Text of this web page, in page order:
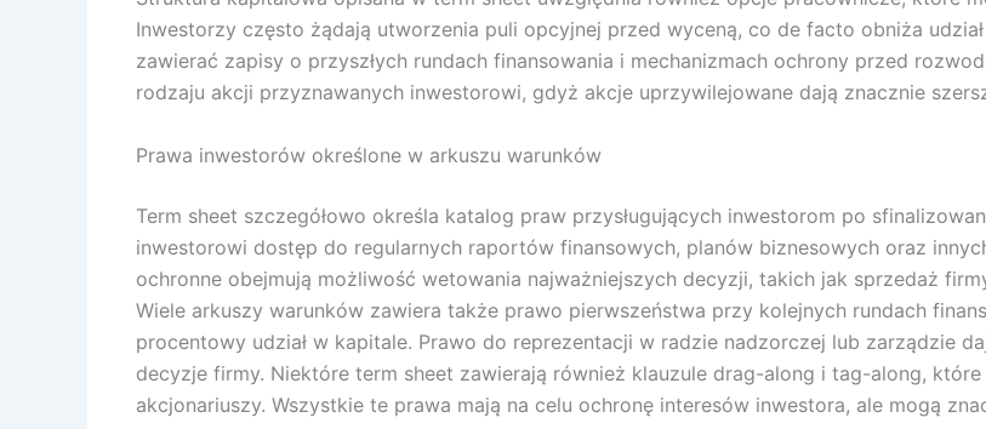
Inwestorzy często żądają utworzenia puli opcyjnej przed wyceną, co de facto obniża
zawierać zapisy o przyszłych rundach finansowania i mechanizmach ochrony przed
rodzaju akcji przyznawanych inwestorowi, gdyż akcje uprzywilejowane dają znacznie
Prawa inwestorów określone w arkuszu warunków
Term sheet szczegółowo określa katalog praw przysługujących inwestorom po
inwestorowi dostęp do regularnych raportów finansowych, planów biznesowych oraz
ochronne obejmują możliwość wetowania najważniejszych decyzji, takich jak sprzedaż
Wiele arkuszy warunków zawiera także prawo pierwszeństwa przy kolejnych rundach
procentowy udział w kapitale. Prawo do reprezentacji w radzie nadzorczej lub zarządzie
decyzje firmy. Niektóre term sheet zawierają również klauzule drag-along i tag-along,
akcjonariuszy. Wszystkie te prawa mają na celu ochronę interesów inwestora, ale mogą